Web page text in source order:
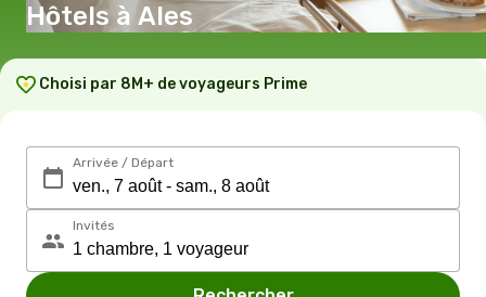
Hôtels à Ales
Choisi par 8M+ de voyageurs Prime
Arrivée / Départ
Invités